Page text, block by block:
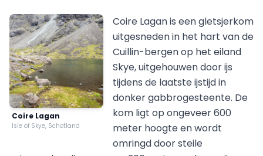
Coire Lagan
Isle of Skye, Schotland
Coire Lagan is een gletsjerkom
uitgesneden in het hart van de
Cuillin-bergen op het eiland
Skye, uitgehouwen door ijs
tijdens de laatste ijstijd in
donker gabbrogesteente. De
kom ligt op ongeveer 600
meter hoogte en wordt
omringd door steile